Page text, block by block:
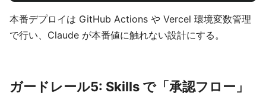
本番デプロイは GitHub Actions や Vercel 環境変数管理
で行い、Claude が本番値に触れない設計にする。
ガードレール5: Skills で「承認フロー」